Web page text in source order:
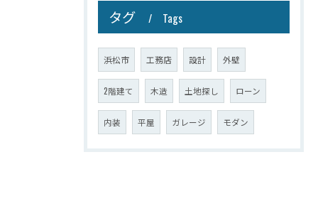
タグ Tags
浜松市 工務店 設計 外壁
2階建て 木造 土地探し ローン
内装 平屋 ガレージ モダン